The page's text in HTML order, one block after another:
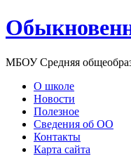
МБОУ Средняя
О школе
Новости
Полезное
Сведения об ОО
Контакты
Карта сайта